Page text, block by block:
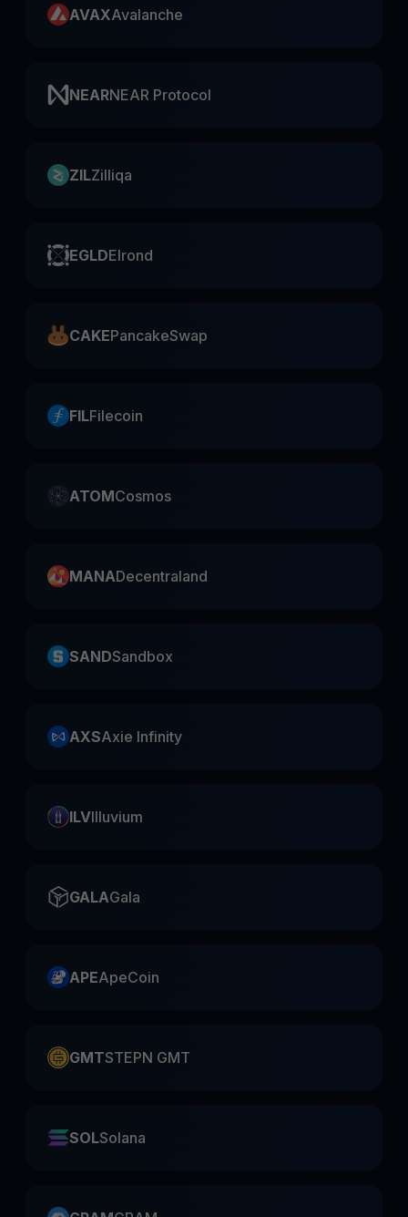
AVAXAvalanche
NEARNEAR Protocol
ZILZilliqa
EGLDElrond
CAKEPancakeSwap
FILFilecoin
ATOMCosmos
MANADecentraland
SANDSandbox
AXSAxie Infinity
ILVIlluvium
GALAGala
APEApeCoin
GMTSTEPN GMT
SOLSolana